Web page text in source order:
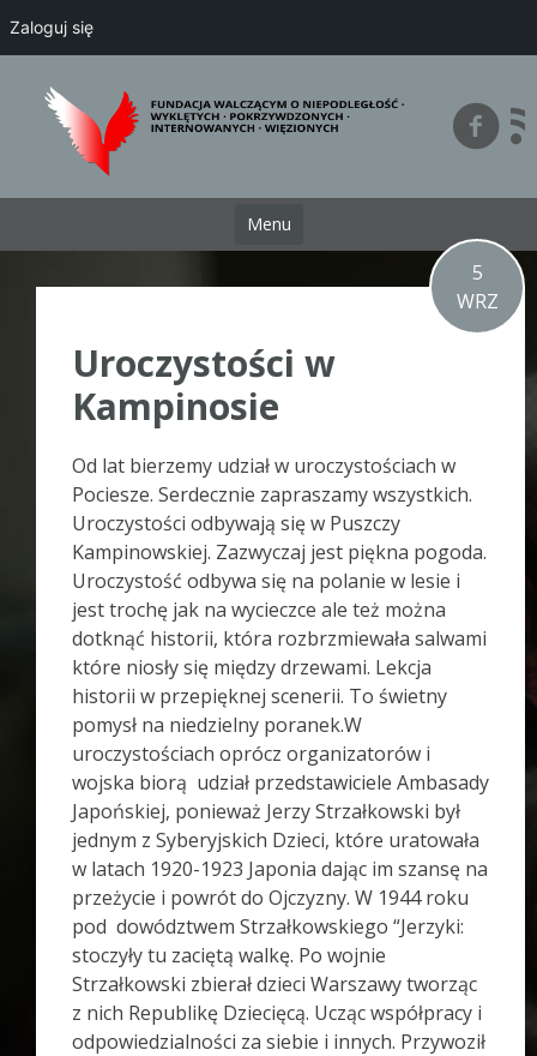
Menu
5
WRZ
Uroczystości w
Kampinosie
Od lat bierzemy udział w uroczystościach w
Pociesze. Serdecznie zapraszamy wszystkich.
Uroczystości odbywają się w Puszczy
Kampinowskiej. Zazwyczaj jest piękna pogoda.
Uroczystość odbywa się na polanie w lesie i
jest trochę jak na wycieczce ale też można
dotknąć historii, która rozbrzmiewała salwami
które niosły się między drzewami. Lekcja
historii w przepięknej scenerii. To świetny
pomysł na niedzielny poranek.W
uroczystościach oprócz organizatorów i
wojska biorą udział przedstawiciele Ambasady
Japońskiej, ponieważ Jerzy Strzałkowski był
jednym z Syberyjskich Dzieci, które uratowała
w latach 1920-1923 Japonia dając im szansę na
przeżycie i powrót do Ojczyzny. W 1944 roku
pod dowództwem Strzałkowskiego “Jerzyki:
stoczyły tu zaciętą walkę. Po wojnie
Strzałkowski zbierał dzieci Warszawy tworząc
z nich Republikę Dziecięcą. Ucząc współpracy i
odpowiedzialności za siebie i innych. Przywoził
Zaloguj się